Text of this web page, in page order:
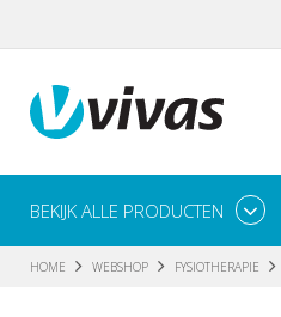
BEKIJK ALLE PRODUCTEN
HOME WEBSHOP FYSIOTHERAPIE